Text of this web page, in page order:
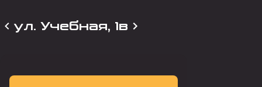
ул. Учебная, 1в